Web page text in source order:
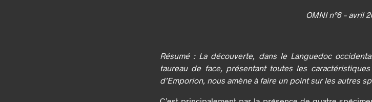
OMNI n°6 – avril
Résumé : La découverte, dans le Languedoc
taureau de face, présentant toutes les
d’Emporion, nous amène à faire un point sur les autres